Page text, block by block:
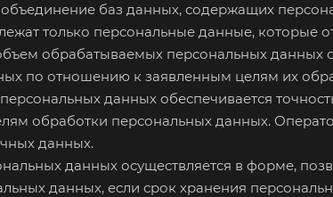
объединение баз данных, содержащих
только персональные данные, которые
обрабатываемых персональных данных
по отношению к заявленным целям их
данных обеспечивается
обработки персональных данных.
данных.
данных осуществляется в форме,
данных, если срок хранения